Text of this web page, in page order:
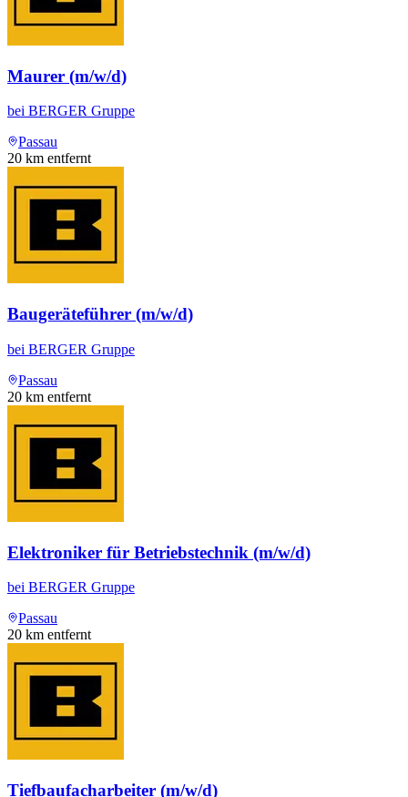
Maurer (m/w/d)
bei BERGER Gruppe
Passau
20 km entfernt
Baugeräteführer (m/w/d)
bei BERGER Gruppe
Passau
20 km entfernt
Elektroniker für Betriebstechnik (m/w/d)
bei BERGER Gruppe
Passau
20 km entfernt
Tiefbaufacharbeiter (m/w/d)